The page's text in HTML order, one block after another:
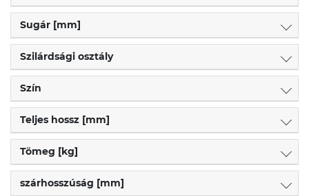
Sugár [mm]
Szilárdsági osztály
Szín
Teljes hossz [mm]
Tömeg [kg]
szárhosszúság [mm]